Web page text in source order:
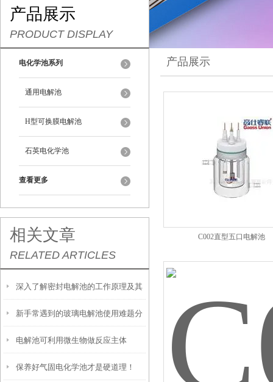
产品展示
PRODUCT DISPLAY
电化学池系列
通用电解池
H型可换膜电解池
石英电化学池
查看更多
相关文章
RELATED ARTICLES
深入了解密封电解池的工作原理及其
在不同电化学过程中的作用
新手常遇到的玻璃电解池使用难题分
析
电解池可利用微生物做反应主体
保养好气固电化学池才是硬道理！
产品展示
C002直型五口电解池